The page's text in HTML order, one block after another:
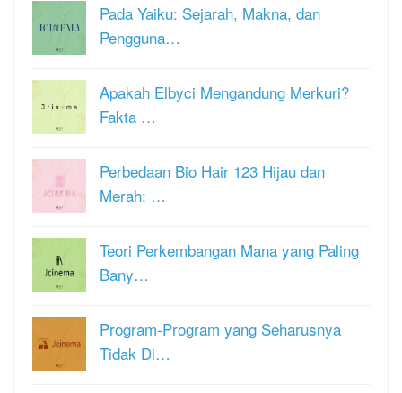
Pada Yaiku: Sejarah, Makna, dan
Pengguna…
Apakah Elbyci Mengandung Merkuri?
Fakta …
Perbedaan Bio Hair 123 Hijau dan
Merah: …
Teori Perkembangan Mana yang Paling
Bany…
Program-Program yang Seharusnya
Tidak Di…